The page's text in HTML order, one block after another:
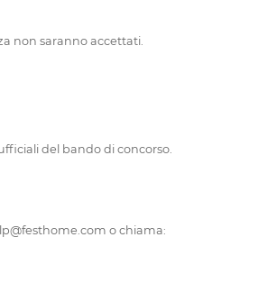
non saranno accettati.
del bando di concorso.
o chiama: